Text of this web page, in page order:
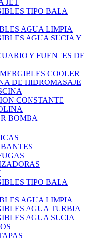
JET
TIPO BALA
AGUA LIMPIA
AGUA SUCIA Y
Y FUENTES DE
COOLER
DE HIDROMASAJE
CONSTANTE
BOMBA
TIPO BALA
AGUA LIMPIA
AGUA TURBIA
AGUA SUCIA